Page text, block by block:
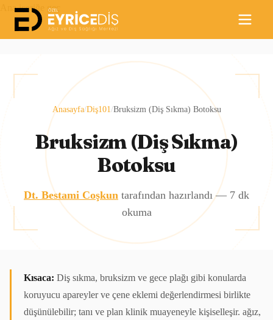
Ana içeriğe geç
Anasayfa/Diş101/Bruksizm (Diş Sıkma) Botoksu
Bruksizm (Diş Sıkma)
Botoksu
Dt. Bestami Coşkun tarafından hazırlandı — 7 dk
okuma
Kısaca: Diş sıkma, bruksizm ve gece plağı gibi konularda
koruyucu apareyler ve çene eklemi değerlendirmesi birlikte
düşünülebilir; tanı ve plan klinik muayeneyle kişiselleşir. ağız,